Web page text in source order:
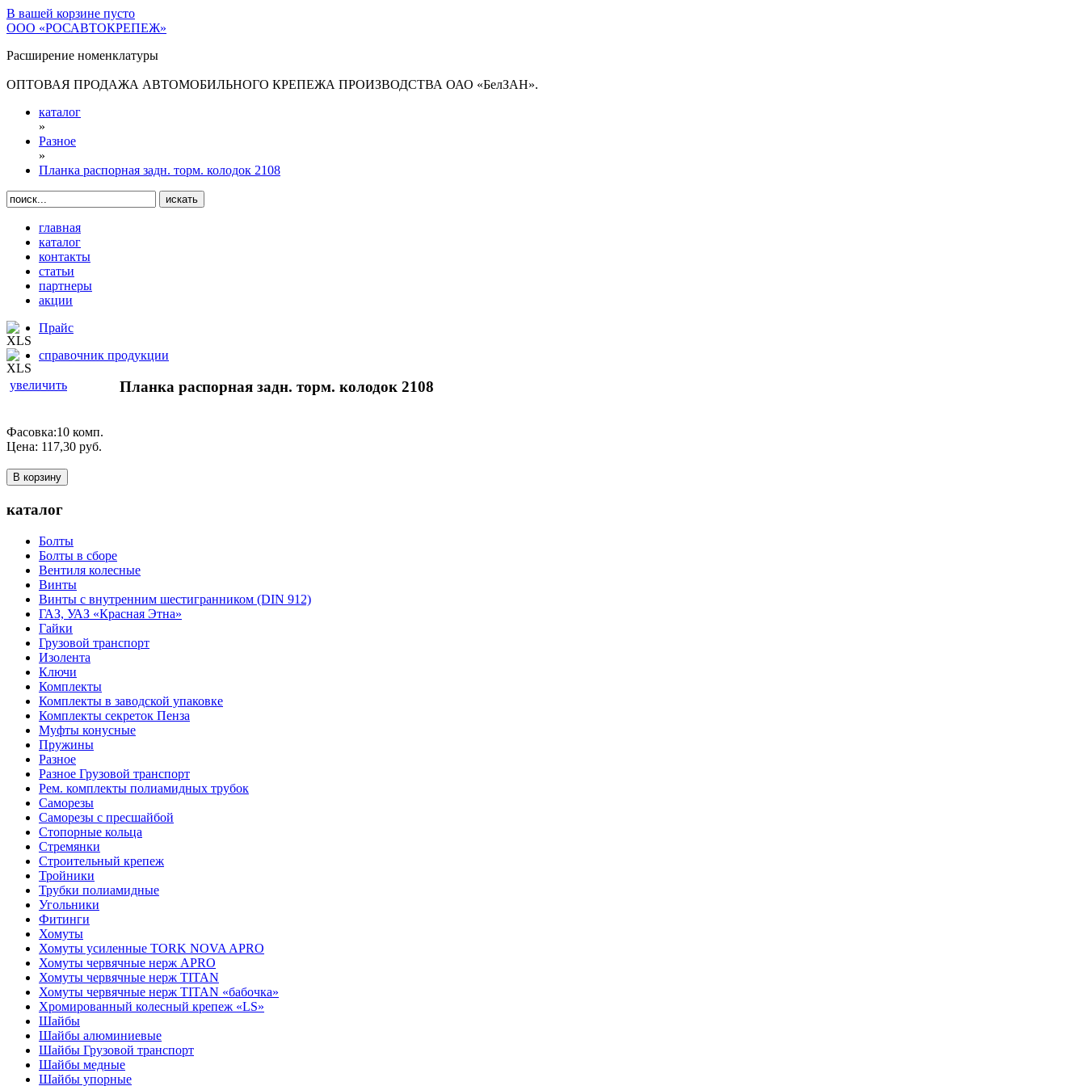
В вашей корзине пусто
ООО «РОСАВТОКРЕПЕЖ»
Расширение номенклатуры
ОПТОВАЯ ПРОДАЖА АВТОМОБИЛЬНОГО КРЕПЕЖА ПРОИЗВОДСТВА ОАО «БелЗАН».
каталог
»
Разное
»
Планка распорная задн. торм. колодок 2108
главная
каталог
контакты
статьи
партнеры
акции
Прайс
справочник продукции
увеличить Планка распорная задн. торм. колодок 2108
Фасовка:10 комп.
Цена: 117,30 руб.
В корзину
каталог
Болты
Болты в сборе
Вентиля колесные
Винты
Винты с внутренним шестигранником (DIN 912)
ГАЗ, УАЗ «Красная Этна»
Гайки
Грузовой транспорт
Изолента
Ключи
Комплекты
Комплекты в заводской упаковке
Комплекты секреток Пенза
Муфты конусные
Пружины
Разное
Разное Грузовой транспорт
Рем. комплекты полиамидных трубок
Саморезы
Саморезы с пресшайбой
Стопорные кольца
Стремянки
Строительный крепеж
Тройники
Трубки полиамидные
Угольники
Фитинги
Хомуты
Хомуты усиленные TORK NOVA APRO
Хомуты червячные нерж APRO
Хомуты червячные нерж TITAN
Хомуты червячные нерж TITAN «бабочка»
Хромированный колесный крепеж «LS»
Шайбы
Шайбы алюминиевые
Шайбы Грузовой транспорт
Шайбы медные
Шайбы упорные